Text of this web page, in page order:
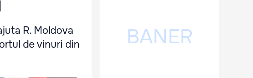
R. Moldova
de vinuri din